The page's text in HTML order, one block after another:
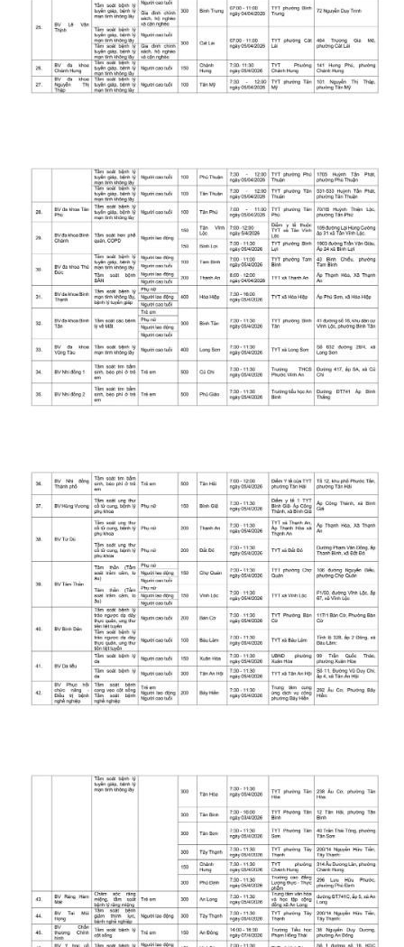
Giấy phép hoạt động báo in và báo điện tử số 483/GP-BTTTT
cấp ngày 29/12/2023
Tổng Biên tập:Vũ Thanh Thủy
Phó Tổng Biên tập:Nguyễn Thị Mỹ Hạnh, Phạm Quốc Thắng,
Nguyễn Trọng Ninh
Email:toasoan@vtv.vn
Liên hệ quảng cáo:024-7300.7108
thuận bằng văn bản. Ghi rõ nguồn VTV.vn khi phát hành lại
thông tin từ website này.